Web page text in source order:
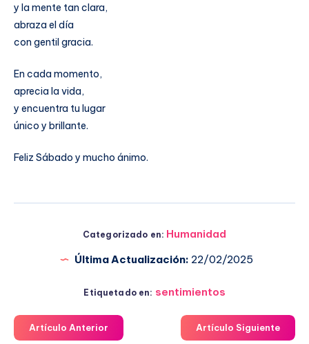
y la mente tan clara,
abraza el día
con gentil gracia.
En cada momento,
aprecia la vida,
y encuentra tu lugar
único y brillante.
Feliz Sábado y mucho ánimo.
Categorizado en: Humanidad
Última Actualización: 22/02/2025
Etiquetado en: sentimientos
Artículo Anterior Artículo Siguiente